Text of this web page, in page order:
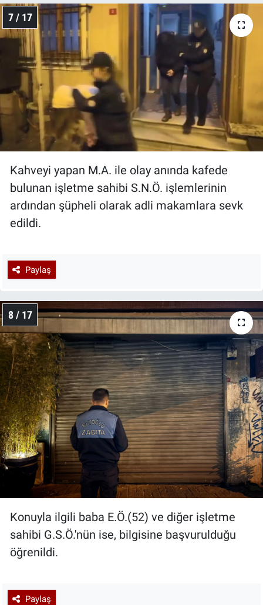
7 / 17
Kahveyi yapan M.A. ile olay anında kafede
bulunan işletme sahibi S.N.Ö. işlemlerinin
ardından şüpheli olarak adli makamlara sevk
edildi.
Paylaş
8 / 17
Konuyla ilgili baba E.Ö.(52) ve diğer işletme
sahibi G.S.Ö.'nün ise, bilgisine başvurulduğu
öğrenildi.
Paylaş